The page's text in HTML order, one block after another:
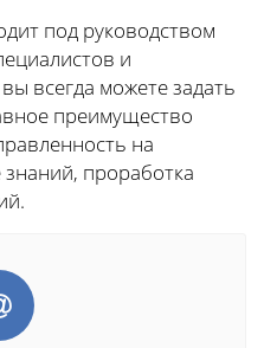
под руководством
и
всегда можете задать
преимущество
на
проработка